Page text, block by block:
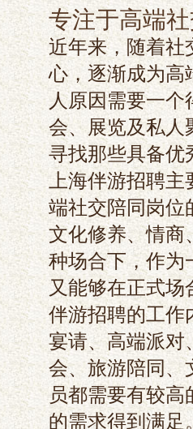
专注于高端
近年来，随着社
心，逐渐成为高
人原因需要一
会、展览及私人
寻找那些具备优
上海伴游招聘主
端社交陪同岗位
文化修养、情商
种场合下，作为
又能够在正式
伴游招聘的工作
宴请、高端派对
会、旅游陪同、
员都需要有较高
的需求得到满足